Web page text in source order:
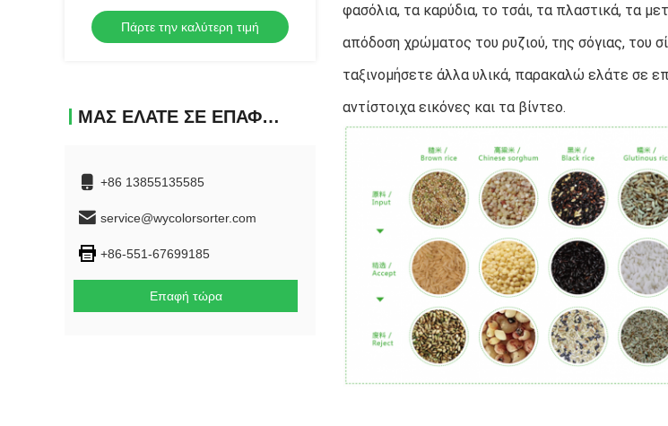
διαλογής 99,98% και απόδοση 4-5t / h
για φιστίκια και αμύγδαλα
Πάρτε την καλύτερη τιμή
ΜΑΣ ΕΛΆΤΕ ΣΕ ΕΠΑΦΉ ΜΕ
+86 13855135585
service@wycolorsorter.com
+86-551-67699185
Επαφή τώρα
φασόλια, τα καρύδια, το τσάι, τα πλαστικά, τα
απόδοση χρώματος του ρυζιού, της σόγιας, του
ταξινομήσετε άλλα υλικά, παρακαλώ ελάτε σε
αντίστοιχα εικόνες και τα βίντεο.